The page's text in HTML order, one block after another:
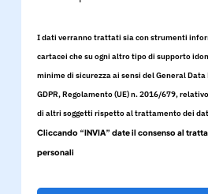
I dati verranno trattati sia con strumenti
cartacei che su ogni altro tipo di supporto
minime di sicurezza ai sensi del General
GDPR, Regolamento (UE) n. 2016/679,
di altri soggetti rispetto al trattamento dei
Cliccando “INVIA” date il consenso al
personali